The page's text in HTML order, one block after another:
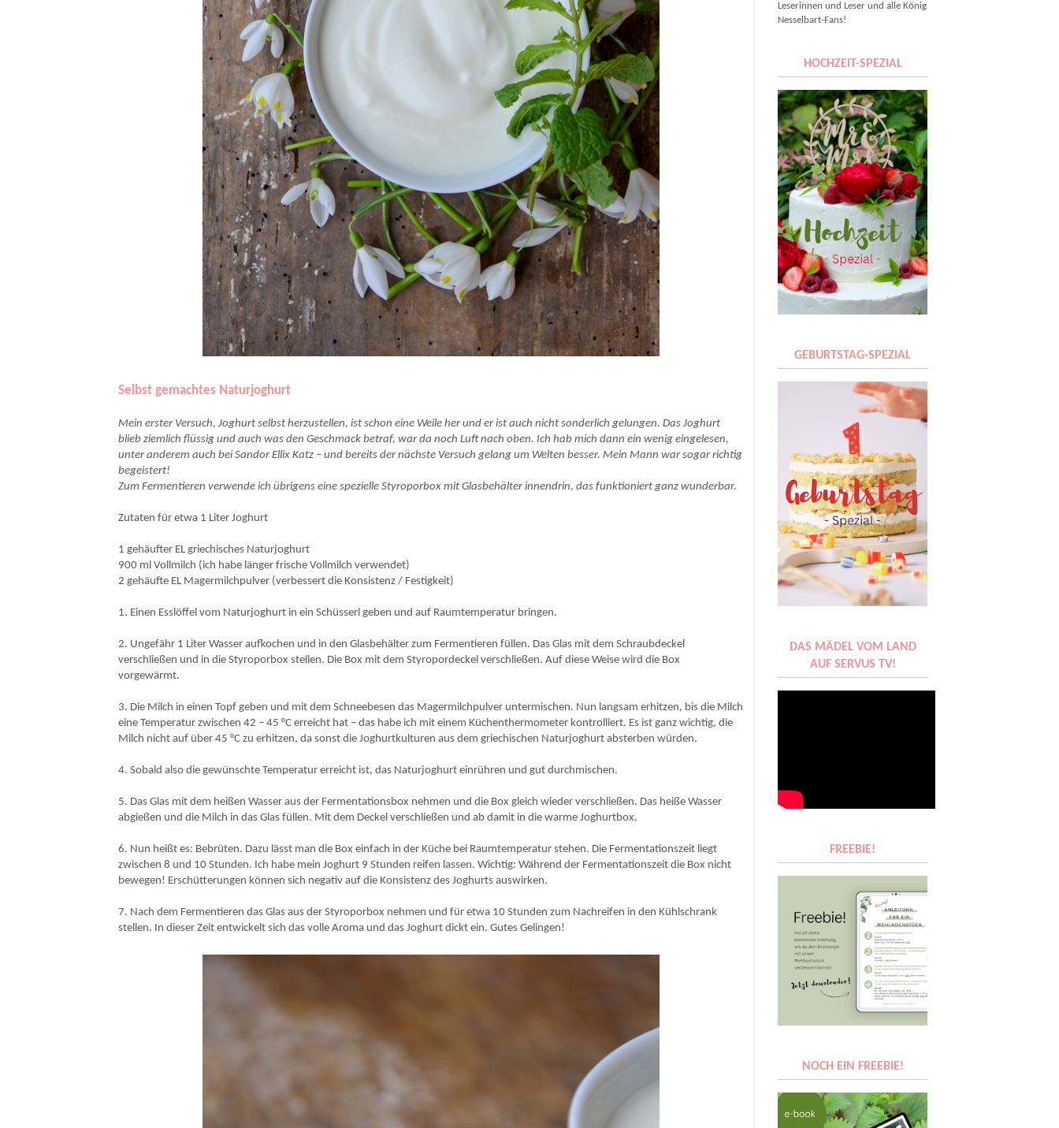
Selbst gemachtes Naturjoghurt
Mein erster Versuch, Joghurt selbst herzustellen, ist schon eine Weile her und er ist auch nicht sonderlich gelungen. Das Joghurt
blieb ziemlich flüssig und auch was den Geschmack betraf, war da noch Luft nach oben. Ich hab mich dann ein wenig eingelesen,
unter anderem auch bei Sandor Ellix Katz – und bereits der nächste Versuch gelang um Welten besser. Mein Mann war sogar richtig
begeistert!
Zum Fermentieren verwende ich übrigens eine spezielle Styroporbox mit Glasbehälter innendrin, das funktioniert ganz wunderbar.
Zutaten für etwa 1 Liter Joghurt
1 gehäufter EL griechisches Naturjoghurt
900 ml Vollmilch (ich habe länger frische Vollmilch verwendet)
2 gehäufte EL Magermilchpulver (verbessert die Konsistenz / Festigkeit)
1. Einen Esslöffel vom Naturjoghurt in ein Schüsserl geben und auf Raumtemperatur bringen.
2. Ungefähr 1 Liter Wasser aufkochen und in den Glasbehälter zum Fermentieren füllen. Das Glas mit dem Schraubdeckel
verschließen und in die Styroporbox stellen. Die Box mit dem Styropordeckel verschließen. Auf diese Weise wird die Box
vorgewärmt.
3. Die Milch in einen Topf geben und mit dem Schneebesen das Magermilchpulver untermischen. Nun langsam erhitzen, bis die Milch
eine Temperatur zwischen 42 – 45 °C erreicht hat – das habe ich mit einem Küchenthermometer kontrolliert. Es ist ganz wichtig, die
Milch nicht auf über 45 °C zu erhitzen, da sonst die Joghurtkulturen aus dem griechischen Naturjoghurt absterben würden.
4. Sobald also die gewünschte Temperatur erreicht ist, das Naturjoghurt einrühren und gut durchmischen.
5. Das Glas mit dem heißen Wasser aus der Fermentationsbox nehmen und die Box gleich wieder verschließen. Das heiße Wasser
abgießen und die Milch in das Glas füllen. Mit dem Deckel verschließen und ab damit in die warme Joghurtbox.
6. Nun heißt es: Bebrüten. Dazu lässt man die Box einfach in der Küche bei Raumtemperatur stehen. Die Fermentationszeit liegt
zwischen 8 und 10 Stunden. Ich habe mein Joghurt 9 Stunden reifen lassen. Wichtig: Während der Fermentationszeit die Box nicht
bewegen! Erschütterungen können sich negativ auf die Konsistenz des Joghurts auswirken.
7. Nach dem Fermentieren das Glas aus der Styroporbox nehmen und für etwa 10 Stunden zum Nachreifen in den Kühlschrank
stellen. In dieser Zeit entwickelt sich das volle Aroma und das Joghurt dickt ein. Gutes Gelingen!
Leserinnen und Leser und alle König
Nesselbart-Fans!
HOCHZEIT-SPEZIAL
GEBURTSTAG-SPEZIAL
DAS MÄDEL VOM LAND
AUF SERVUS TV!
FREEBIE!
NOCH EIN FREEBIE!